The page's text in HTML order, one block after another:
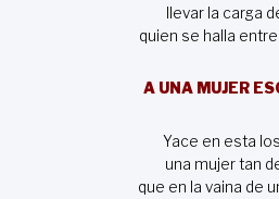
llevar la carga
quien se halla
A UNA MUJER
Yace en esta
una mujer tan
que en la vaina de